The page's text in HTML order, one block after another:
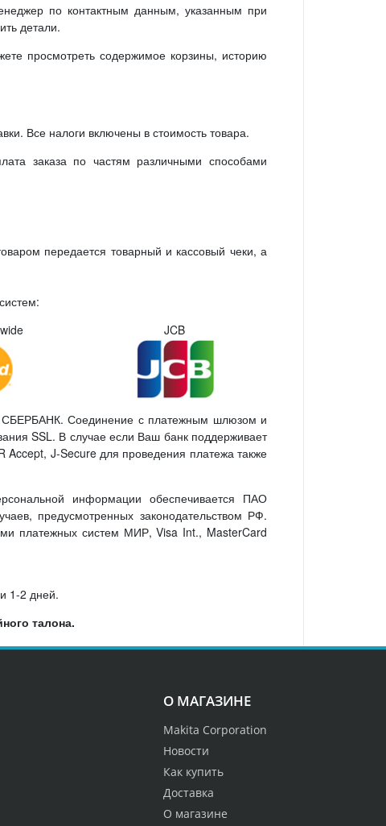
по контактным данным, указанным при
детали.
просмотреть содержимое корзины, историю
Все налоги включены в стоимость товара.
заказа по частям различными способами
передается товарный и кассовый чеки, а
JCB
СБЕРБАНК. Соединение с платежным шлюзом и
SSL. В случае если Ваш банк поддерживает
Accept, J-Secure для проведения платежа также
информации обеспечивается ПАО
предусмотренных законодательством РФ.
платежных систем МИР, Visa Int., MasterCard
1-2 дней.
талона.
О МАГАЗИНЕ
Makita Corporation
Новости
Как купить
Доставка
О магазине